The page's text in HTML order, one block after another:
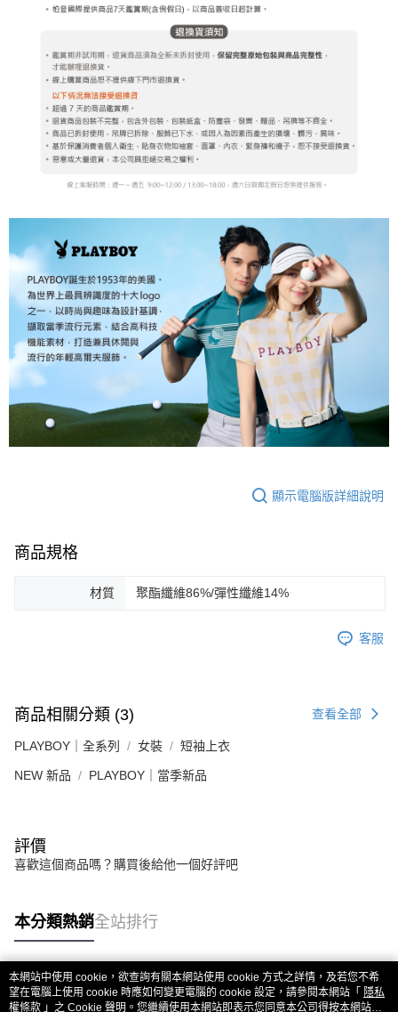
顯示電腦版詳細說明
商品規格
材質 聚酯纖維86%/彈性纖維14%
客服
商品相關分類 (3) 查看全部
PLAYBOY｜全系列 女裝 短袖上衣
NEW 新品 PLAYBOY｜當季新品
評價
喜歡這個商品嗎？購買後給他一個好評吧
本分類熱銷全站排行
熱門標籤
本網站中使用 cookie，欲查詢有關本網站使用 cookie 方式之詳情，及若您不希
望在電腦上使用 cookie 時應如何變更電腦的 cookie 設定，請參閱本網站「 隱私
權條款 」之 Cookie 聲明。您繼續使用本網站即表示您同意本公司得按本網站使